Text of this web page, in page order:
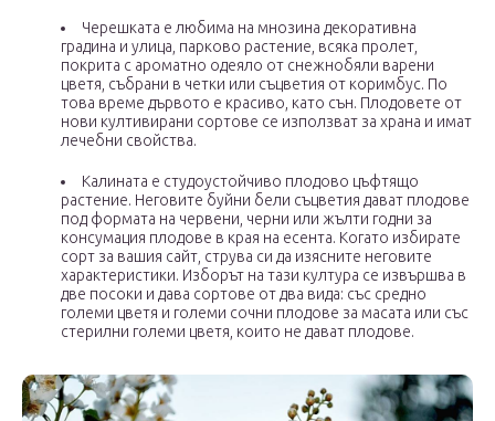
Черешката е любима на мнозина декоративна
градина и улица, парково растение, всяка пролет,
покрита с ароматно одеяло от снежнобяли варени
цветя, събрани в четки или съцветия от коримбус. По
това време дървото е красиво, като сън. Плодовете от
нови култивирани сортове се използват за храна и имат
лечебни свойства.
Калината е студоустойчиво плодово цъфтящо
растение. Неговите буйни бели съцветия дават плодове
под формата на червени, черни или жълти годни за
консумация плодове в края на есента. Когато избирате
сорт за вашия сайт, струва си да изясните неговите
характеристики. Изборът на тази култура се извършва в
две посоки и дава сортове от два вида: със средно
големи цветя и големи сочни плодове за масата или със
стерилни големи цветя, които не дават плодове.